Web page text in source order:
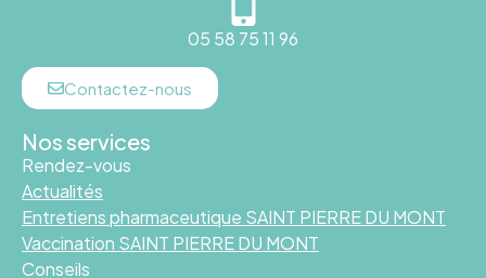
05 58 75 11 96
Contactez-nous
Nos services
Rendez-vous
Actualités
Entretiens pharmaceutique SAINT PIERRE DU MONT
Vaccination SAINT PIERRE DU MONT
Conseils